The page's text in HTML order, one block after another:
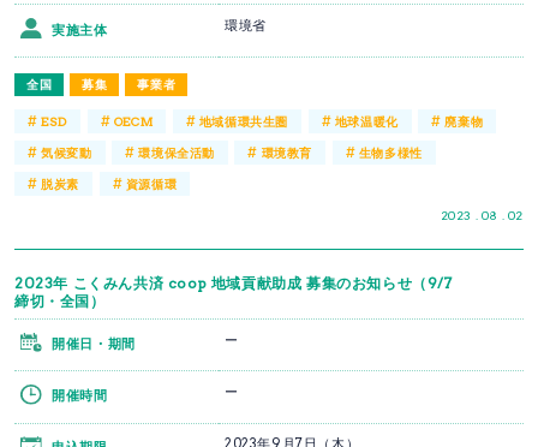
全国 募集 事業者
2023 . 08 . 02
実施主体 環境省
#ESD # OECM # 地域循環共生圏 # 地球温暖化 #廃棄物
#気候変動 #環境保全活動 # 環境教育 # 生物多様性
#脱炭素 # 資源循環
2023年 こくみん共済 coop 地域貢献助成 募集のお知らせ（9/7
締切・全国）
開催日・期間 ー
開催時間 ー